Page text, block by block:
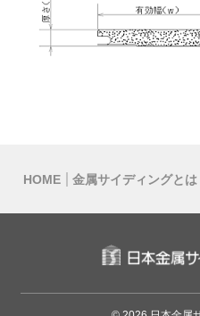
HOME 金属サイディングとは